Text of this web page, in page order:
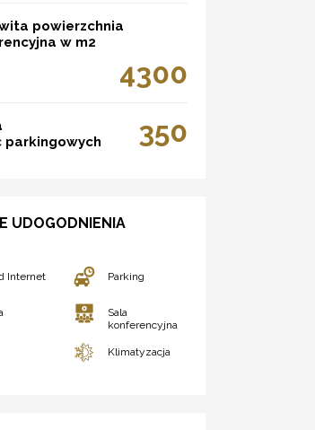
powierzchnia
w m2
4300
parkingowych
350
UDOGODNIENIA
Internet Parking
Sala
konferencyjna
Klimatyzacja